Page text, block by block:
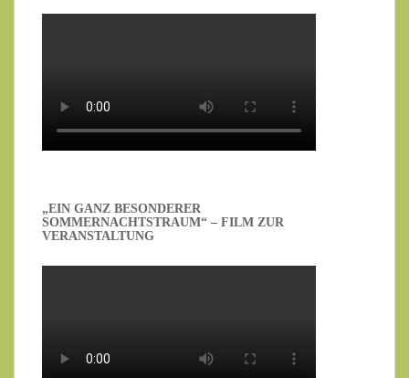
„EIN GANZ BESONDERER
SOMMERNACHTSTRAUM“ – FILM ZUR
VERANSTALTUNG